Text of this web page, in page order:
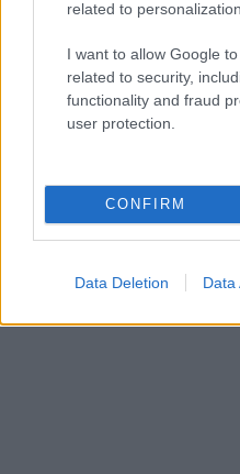
related to personalization.
I want to allow Google
related to security,
functionality and fraud
user protection.
CONFIRM
Data Deletion Data